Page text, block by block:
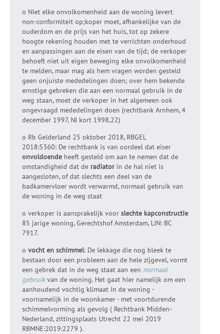
o Niet elke onvolkomenheid aan de woning levert
non-conformiteit op;koper moet, afhankelijke van de
ouderdom en de prijs van het huis, tot op zekere
hoogte rekening houden met te verrichten onderhoud
en aanpassingen aan de eisen van de tijd; de verkoper
behoeft niet uit eigen beweging elke onvolkomenheid
te melden, maar mag als hem vragen worden gesteld
geen onjuiste mededelingen doen; over hem bekende
ernstige gebreken die aan een normaal gebruik in de
weg staan, moet de verkoper in het algemeen ook
ongevraagd mededelingen doen (rechtbank Arnhem, 4
december 1997, NJ kort 1998,22)
o Rb Gelderland 25 oktober 2018, RBGEL
2018:5360: De rechtbank is van oordeel dat eiser
onvoldoende heeft gesteld om aan te nemen dat de
omstandigheid dat de radiator in de hal niet is
aangesloten, of dat slechts een deel van de
badkamervloer wordt verwarmd, normaal gebruik van
de woning in de weg staat
o verkoper is aansprakelijk voor slechte kapconstructie
85 jarige woning, Gerechtshof Amsterdam, LJN: BC
7917.
o vocht en schimmel: De lekkage die nog bleek te
bestaan door een probleem aan de hele zijgevel, vormt
een gebrek dat in de weg staat aan een normaal
gebruikvan de woning. Het gaat hier namelijk om een
aanhoudend vochtig klimaat in de woning -
voornamelijk in de woonkamer - met voortdurende
schimmelvorming als gevolg ( Rechtbank Midden-
Nederland, zittingsplaats Utrecht 22 mei 2019
RBMNE:2019:2279 ).